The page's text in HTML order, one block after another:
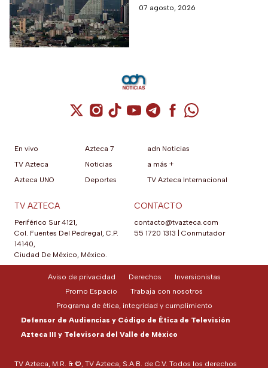
cuando hay altos índices de
07 agosto, 2026
Cuenta de X / Twitter (se abre en una
Cuenta de Instagram (se abre en una
Cuenta de TikTok (se abre en
Cuenta de YouTube (se abre
Cuenta de Telegram (se
Cuenta de
Cuenta de
En vivo
TV Azteca
Azteca UNO
Azteca 7
Noticias
Deportes
adn Noticias
a más +
TV Azteca Internacional
TV AZTECA
Periférico Sur 4121,
Col. Fuentes Del Pedregal, C.P.
14140,
Ciudad De México, México.
CONTACTO
contacto@tvazteca.com
55 1720 1313
Conmutador
TV Azteca, M.R. & ©, TV Azteca, S.A.B. de C.V. Todos los derechos
Aviso de privacidad Derechos
Inversionistas
Promo Espacio
Trabaja con nosotros
Programa de ética, integridad y cumplimiento
Defensor de Audiencias y Código de Ética de Televisión
Azteca III y Televisora del Valle de México